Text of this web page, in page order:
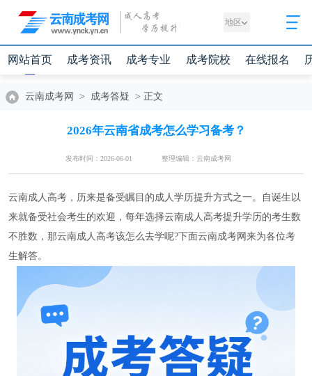
地区
网站首页 成考资讯 成考专业 成考院校 在线报名
云南成考网 > 成考答疑 > 正文
2026年云南省成考怎么学习备考？
发布时间：2026-06-01 整理编辑：云南成考网
云南成人高考，历来是备受瞩目的成人学历提升方式之一。自诞生以
来就备受社会考生的欢迎，每年选择云南成人高考提升学历的考生数
不胜数，那云南成人高考该怎么去学呢?下面云南成考网来为各位考
生解答。